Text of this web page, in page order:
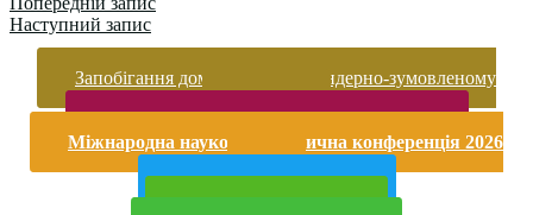
Наступний запис
Запобігання домашньому та гендерно-зумовленому
Міжнародна науково-практична конференція 2026